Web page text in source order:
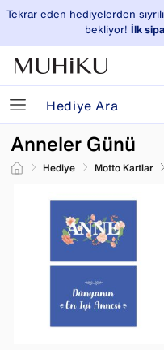
Tekrar eden hediyelerden
bekliyor! İlk
Hediye Motto Kartlar
Anneler Günü